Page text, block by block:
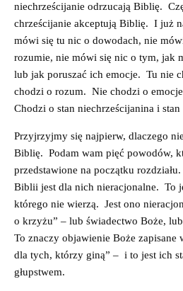
niechrześcijanie odrzucają Biblię.
chrześcijanie akceptują Biblię. I już
mówi się tu nic o dowodach, nie
rozumie, nie mówi się nic o tym, jak
lub jak poruszać ich emocje. Tu nie
chodzi o rozum. Nie chodzi o
Chodzi o stan niechrześcijanina i
Przyjrzyjmy się najpierw, dlaczego
Biblię. Podam wam pięć powodów,
przedstawione na początku
Biblii jest dla nich nieracjonalne. To
którego nie wierzą. Jest ono
o krzyżu” – lub świadectwo Boże,
To znaczy objawienie Boże zapisane
dla tych, którzy giną” – i to jest ich
głupstwem.